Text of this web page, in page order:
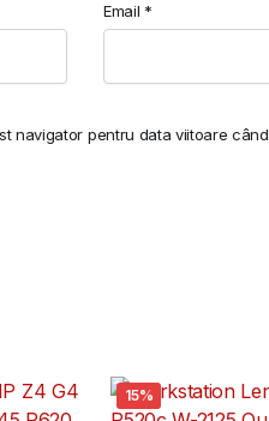
Email *
navigator pentru data viitoare
15%